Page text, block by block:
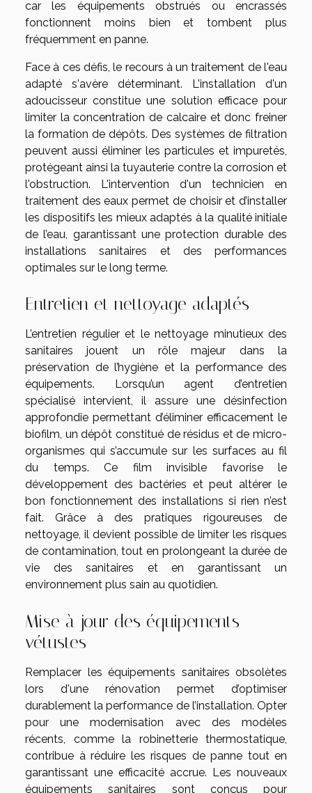
car les équipements obstrués ou encrassés
fonctionnent moins bien et tombent plus
fréquemment en panne.
Face à ces défis, le recours à un traitement de l'eau
adapté s'avère déterminant. L'installation d'un
adoucisseur constitue une solution efficace pour
limiter la concentration de calcaire et donc freiner
la formation de dépôts. Des systèmes de filtration
peuvent aussi éliminer les particules et impuretés,
protégeant ainsi la tuyauterie contre la corrosion et
l'obstruction. L'intervention d'un technicien en
traitement des eaux permet de choisir et d’installer
les dispositifs les mieux adaptés à la qualité initiale
de l’eau, garantissant une protection durable des
installations sanitaires et des performances
optimales sur le long terme.
Entretien et nettoyage adaptés
L’entretien régulier et le nettoyage minutieux des
sanitaires jouent un rôle majeur dans la
préservation de l’hygiène et la performance des
équipements. Lorsqu’un agent d’entretien
spécialisé intervient, il assure une désinfection
approfondie permettant d’éliminer efficacement le
biofilm, un dépôt constitué de résidus et de micro-
organismes qui s’accumule sur les surfaces au fil
du temps. Ce film invisible favorise le
développement des bactéries et peut altérer le
bon fonctionnement des installations si rien n’est
fait. Grâce à des pratiques rigoureuses de
nettoyage, il devient possible de limiter les risques
de contamination, tout en prolongeant la durée de
vie des sanitaires et en garantissant un
environnement plus sain au quotidien.
Mise à jour des équipements
vétustes
Remplacer les équipements sanitaires obsolètes
lors d'une rénovation permet d’optimiser
durablement la performance de l’installation. Opter
pour une modernisation avec des modèles
récents, comme la robinetterie thermostatique,
contribue à réduire les risques de panne tout en
garantissant une efficacité accrue. Les nouveaux
équipements sanitaires sont conçus pour